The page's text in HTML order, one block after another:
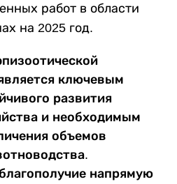
работ в области
на 2025 год.
ключевым
развития
и необходимым
объемов
напрямую